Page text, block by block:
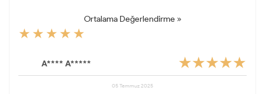
Ortalama Değerlendirme »
A**** A*****
05 Temmuz 2025